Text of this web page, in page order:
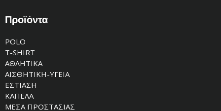
Προϊόντα
POLO
T-SHIRT
ΑΘΛΗΤΙΚΑ
ΑΙΣΘΗΤΙΚΗ-ΥΓΕΙΑ
ΕΣΤΙΑΣΗ
ΚΑΠΕΛΑ
ΜΕΣΑ ΠΡΟΣΤΑΣΙΑΣ